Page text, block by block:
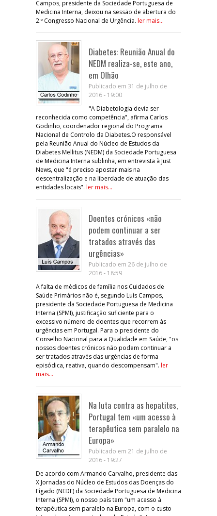
Campos, presidente da Sociedade Portuguesa de
Medicina Interna, deixou na sessão de abertura do
2.º Congresso Nacional de Urgência. ler mais...
Diabetes: Reunião Anual do
NEDM realiza-se, este ano,
em Olhão
Publicado em 31 de julho de
2016 - 19:00
"A Diabetologia devia ser
reconhecida como competência", afirma Carlos
Godinho, coordenador regional do Programa
Nacional de Controlo da Diabetes.O responsável
pela Reunião Anual do Núcleo de Estudos da
Diabetes Mellitus (NEDM) da Sociedade Portuguesa
de Medicina Interna sublinha, em entrevista à Just
News, que "é preciso apostar mais na
descentralização e na liberdade de atuação das
entidades locais". ler mais...
Doentes crónicos «não
podem continuar a ser
tratados através das
urgências»
Publicado em 26 de julho de
2016 - 18:59
A falta de médicos de família nos Cuidados de
Saúde Primários não é, segundo Luís Campos,
presidente da Sociedade Portuguesa de Medicina
Interna (SPMI), justificação suficiente para o
excessivo número de doentes que recorrem às
urgências em Portugal. Para o presidente do
Conselho Nacional para a Qualidade em Saúde, "os
nossos doentes crónicos não podem continuar a
ser tratados através das urgências de forma
episódica, reativa, quando descompensam". ler
mais...
Na luta contra as hepatites,
Portugal tem «um acesso à
terapêutica sem paralelo na
Europa»
Publicado em 21 de julho de
2016 - 19:27
De acordo com Armando Carvalho, presidente das
X Jornadas do Núcleo de Estudos das Doenças do
Fígado (NEDF) da Sociedade Portuguesa de Medicina
Interna (SPMI), o nosso país tem "um acesso à
terapêutica sem paralelo na Europa, com o custo